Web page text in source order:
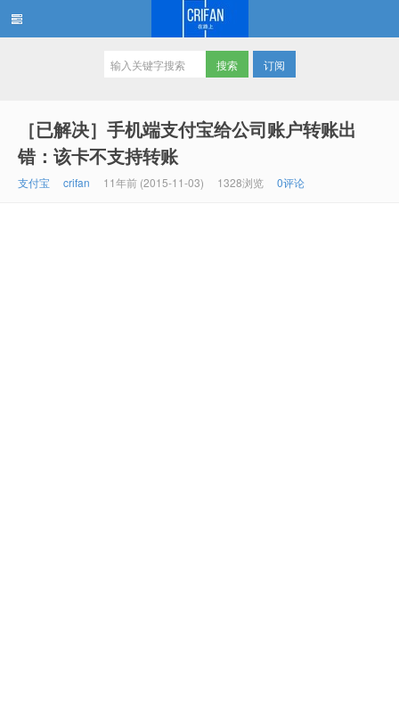
订阅
［已解决］手机端支付宝给公司账户转账出
错：该卡不支持转账
支付宝 crifan 11年前 (2015-11-03) 1328浏览 0评论